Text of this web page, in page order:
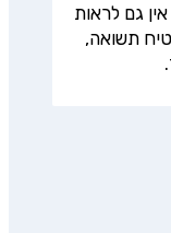
גם לראות
תשואה,